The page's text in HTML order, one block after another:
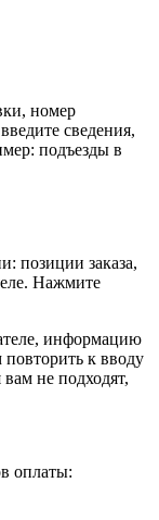
номер
сведения,
подъезды в
позиции заказа,
Нажмите
информацию
к вводу
не подходят,
оплаты: